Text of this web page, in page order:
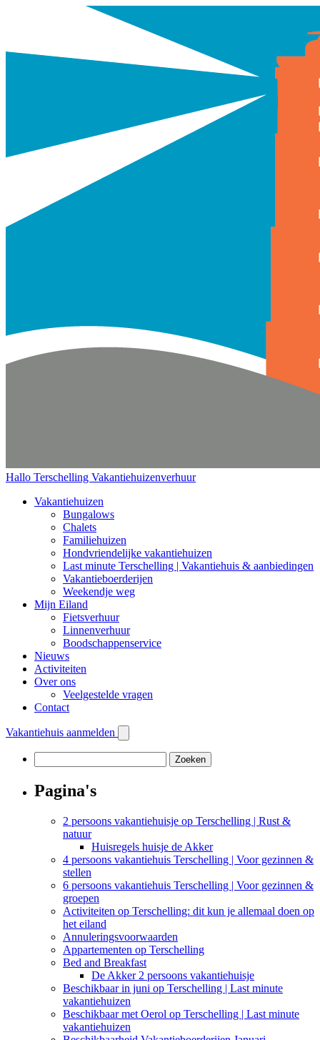
Hallo Terschelling Vakantiehuizenverhuur
Vakantiehuizen
Bungalows
Chalets
Familiehuizen
Hondvriendelijke vakantiehuizen
Last minute Terschelling | Vakantiehuis & aanbiedingen
Vakantieboerderijen
Weekendje weg
Mijn Eiland
Fietsverhuur
Linnenverhuur
Boodschappenservice
Nieuws
Activiteiten
Over ons
Veelgestelde vragen
Contact
Vakantiehuis aanmelden
naar:
Pagina's
2 persoons vakantiehuisje op Terschelling | Rust &
natuur
Huisregels huisje de Akker
4 persoons vakantiehuis Terschelling | Voor gezinnen &
stellen
6 persoons vakantiehuis Terschelling | Voor gezinnen &
groepen
Activiteiten op Terschelling: dit kun je allemaal doen op
het eiland
Annuleringsvoorwaarden
Appartementen op Terschelling
Bed and Breakfast
De Akker 2 persoons vakantiehuisje
Beschikbaar in juni op Terschelling | Last minute
vakantiehuizen
Beschikbaar met Oerol op Terschelling | Last minute
vakantiehuizen